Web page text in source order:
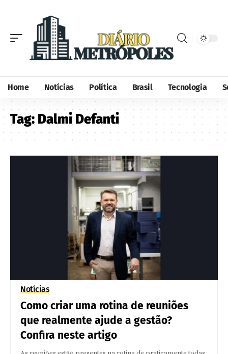
Home Notícias Política Brasil Tecnologia
Tag: Dalmi Defanti
Notícias
Como criar uma rotina de reuniões
que realmente ajude a gestão?
Confira neste artigo